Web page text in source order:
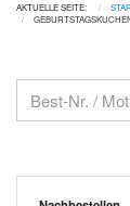
AKTUELLE SEITE: